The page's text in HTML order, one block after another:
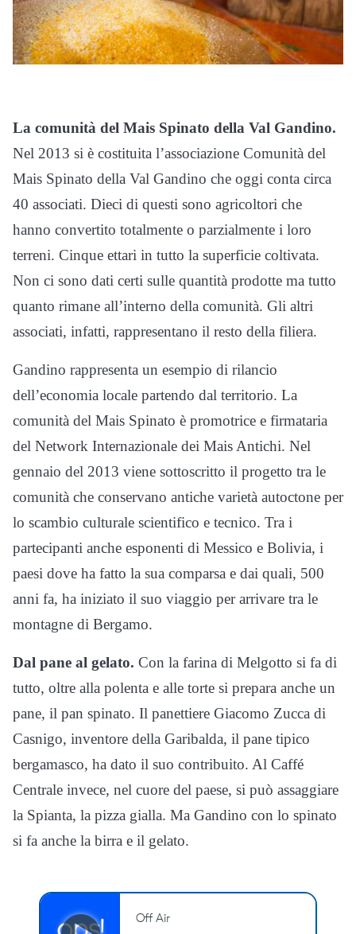
La comunità del Mais Spinato della Val Gandino.
Nel 2013 si è costituita l’associazione Comunità del
Mais Spinato della Val Gandino che oggi conta circa
40 associati. Dieci di questi sono agricoltori che
hanno convertito totalmente o parzialmente i loro
terreni. Cinque ettari in tutto la superficie coltivata.
Non ci sono dati certi sulle quantità prodotte ma tutto
quanto rimane all’interno della comunità. Gli altri
associati, infatti, rappresentano il resto della filiera.
Gandino rappresenta un esempio di rilancio
dell’economia locale partendo dal territorio. La
comunità del Mais Spinato è promotrice e firmataria
del Network Internazionale dei Mais Antichi. Nel
gennaio del 2013 viene sottoscritto il progetto tra le
comunità che conservano antiche varietà autoctone per
lo scambio culturale scientifico e tecnico. Tra i
partecipanti anche esponenti di Messico e Bolivia, i
paesi dove ha fatto la sua comparsa e dai quali, 500
anni fa, ha iniziato il suo viaggio per arrivare tra le
montagne di Bergamo.
Dal pane al gelato. Con la farina di Melgotto si fa di
tutto, oltre alla polenta e alle torte si prepara anche un
pane, il pan spinato. Il panettiere Giacomo Zucca di
Casnigo, inventore della Garibalda, il pane tipico
bergamasco, ha dato il suo contribuito. Al Caffé
Centrale invece, nel cuore del paese, si può assaggiare
la Spianta, la pizza gialla. Ma Gandino con lo spinato
si fa anche la birra e il gelato.